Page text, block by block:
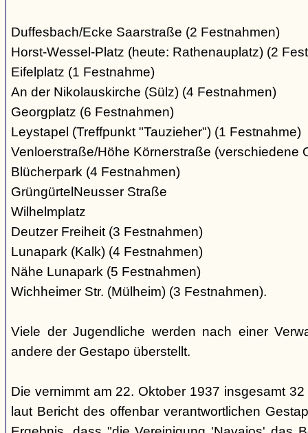
Duffesbach/Ecke Saarstraße (2 Festnahmen)
Horst-Wessel-Platz (heute: Rathenauplatz) (2
Eifelplatz (1 Festnahme)
An der Nikolauskirche (Sülz) (4 Festnahmen)
Georgplatz (6 Festnahmen)
Leystapel (Treffpunkt "Tauzieher") (1 Festnahme)
Venloerstraße/Höhe Körnerstraße (verschiedene
Blücherpark (4 Festnahmen)
GrüngürtelNeusser Straße
Wilhelmplatz
Deutzer Freiheit (3 Festnahmen)
Lunapark (Kalk) (4 Festnahmen)
Nähe Lunapark (5 Festnahmen)
Wichheimer Str. (Mülheim) (3 Festnahmen).
Viele der Jugendliche werden nach einer
andere der Gestapo überstellt.
Die vernimmt am 22. Oktober 1937 insgesamt
laut Bericht des offenbar verantwortlichen